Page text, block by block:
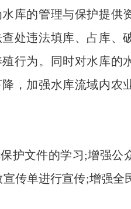
库的管理与保护提供
处违法填库、占库、
行为。同时对水库的
，加强水库流域内农
护文件的学习;增强公
传单进行宣传;增强全